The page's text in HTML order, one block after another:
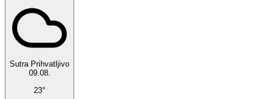
Sutra Prihvatljivo
09.08.
23°